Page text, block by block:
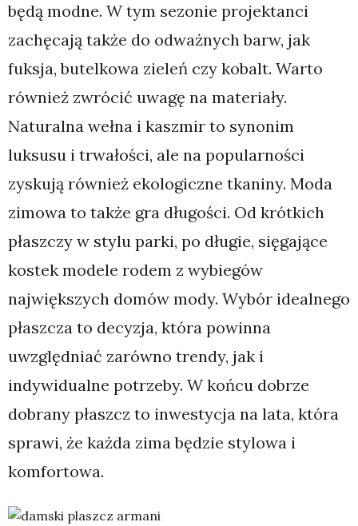
będą modne. W tym sezonie projektanci
zachęcają także do odważnych barw, jak
fuksja, butelkowa zieleń czy kobalt. Warto
również zwrócić uwagę na materiały.
Naturalna wełna i kaszmir to synonim
luksusu i trwałości, ale na popularności
zyskują również ekologiczne tkaniny. Moda
zimowa to także gra długości. Od krótkich
płaszczy w stylu parki, po długie, sięgające
kostek modele rodem z wybiegów
największych domów mody. Wybór idealnego
płaszcza to decyzja, która powinna
uwzględniać zarówno trendy, jak i
indywidualne potrzeby. W końcu dobrze
dobrany płaszcz to inwestycja na lata, która
sprawi, że każda zima będzie stylowa i
komfortowa.